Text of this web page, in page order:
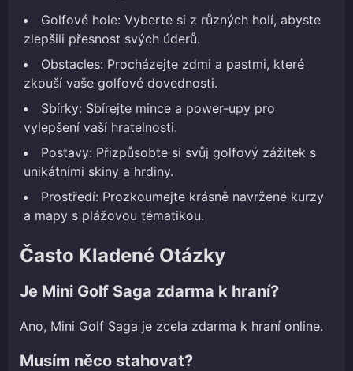
Golfové hole: Vyberte si z různých holí, abyste
zlepšili přesnost svých úderů.
Obstacles: Procházejte zdmi a pastmi, které
zkouší vaše golfové dovednosti.
Sbírky: Sbírejte mince a power-upy pro
vylepšení vaší hratelnosti.
Postavy: Přizpůsobte si svůj golfový zážitek s
unikátními skiny a hrdiny.
Prostředí: Prozkoumejte krásně navržené kurzy
a mapy s plážovou tématikou.
Často Kladené Otázky
Je Mini Golf Saga zdarma k hraní?
Ano, Mini Golf Saga je zcela zdarma k hraní online.
Musím něco stahovat?